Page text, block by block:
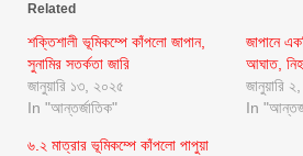
Related
শক্তিশালী ভূমিকম্পে কাঁপলো জাপান,
সুনামির সতর্কতা জারি
জানুয়ারি ১৩, ২০২৫
In "আন্তর্জাতিক"
জাপানে
আঘাত,
জানুয়ারি
In
৬.২ মাত্রার ভূমিকম্পে কাঁপলো পাপুয়া